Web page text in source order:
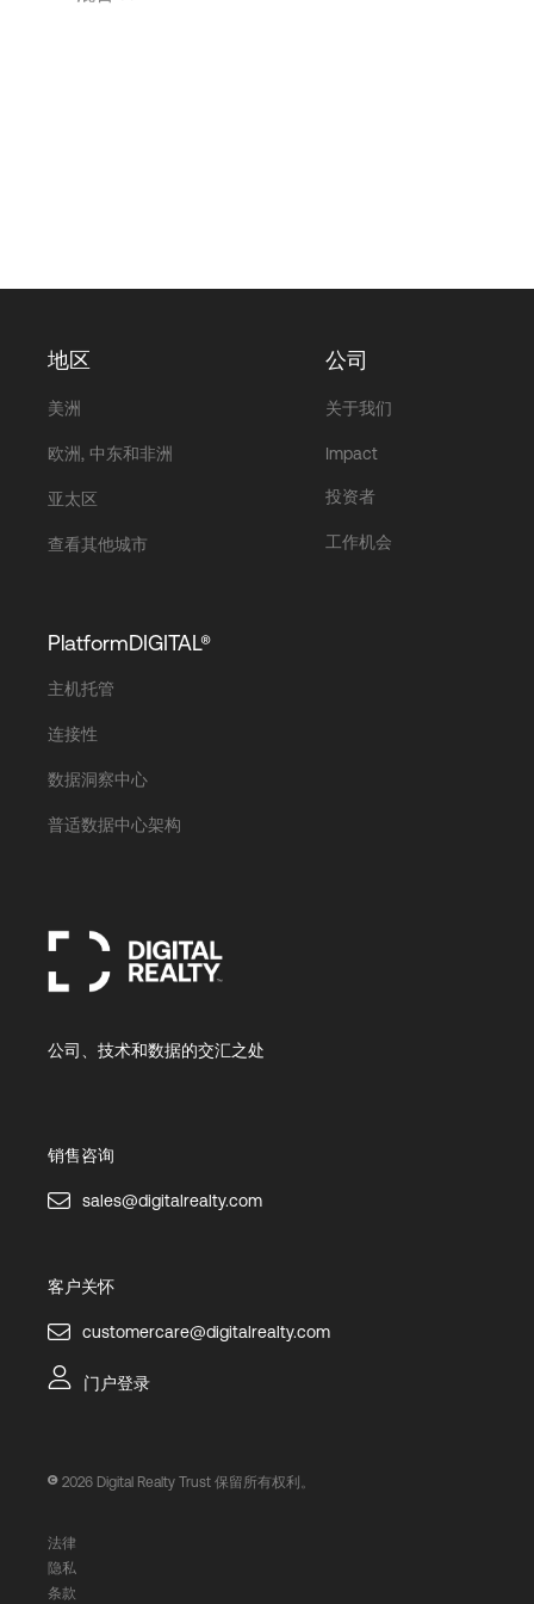
地区
美洲
欧洲, 中东和非洲
亚太区
查看其他城市
公司
关于我们
Impact
投资者
工作机会
PlatformDIGITAL®
主机托管
连接性
数据洞察中心
普适数据中心架构
公司、技术和数据的交汇之处
销售咨询
sales@digitalrealty.com
客户关怀
customercare@digitalrealty.com
门户登录
2026 Digital Realty Trust 保留所有权利。
法律
隐私
条款